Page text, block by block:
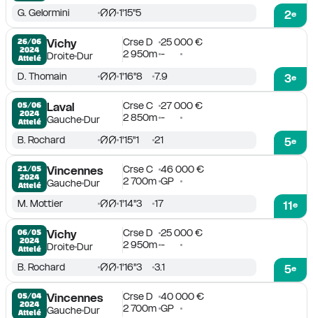
2e
G. Gelormini 1'15''5
26/06
2024
Attelé
Vichy
DroiteDur
Crse D
25 000 €
2 950m -
3e
D. Thomain 1'16''8 7.9
05/06
2024
Attelé
Laval
GaucheDur
Crse C
27 000 €
2 850m -
5e
B. Rochard 1'15''1 21
21/05
2024
Attelé
Vincennes
GaucheDur
Crse C
46 000 €
2 700m GP
11e
M. Mottier 1'14''3 17
06/05
2024
Attelé
Vichy
DroiteDur
Crse D
25 000 €
2 950m -
5e
B. Rochard 1'16''3 3.1
05/04
2024
Attelé
Vincennes
GaucheDur
Crse D
40 000 €
2 700m GP